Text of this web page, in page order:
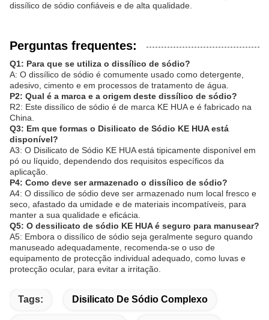
dissílico de sódio confiáveis e de alta qualidade.
Perguntas frequentes:
Q1: Para que se utiliza o dissílico de sódio?
A: O dissílico de sódio é comumente usado como detergente,
adesivo, cimento e em processos de tratamento de água.
P2: Qual é a marca e a origem deste dissílico de sódio?
R2: Este dissílico de sódio é de marca KE HUA e é fabricado na
China.
Q3: Em que formas o Disilicato de Sódio KE HUA está
disponível?
A3: O Disilicato de Sódio KE HUA está tipicamente disponível em
pó ou líquido, dependendo dos requisitos específicos da
aplicação.
P4: Como deve ser armazenado o dissílico de sódio?
A4: O dissílico de sódio deve ser armazenado num local fresco e
seco, afastado da umidade e de materiais incompatíveis, para
manter a sua qualidade e eficácia.
Q5: O dessilicato de sódio KE HUA é seguro para manusear?
A5: Embora o dissílico de sódio seja geralmente seguro quando
manuseado adequadamente, recomenda-se o uso de
equipamento de protecção individual adequado, como luvas e
protecção ocular, para evitar a irritação.
Tags: Disilicato De Sódio Complexo